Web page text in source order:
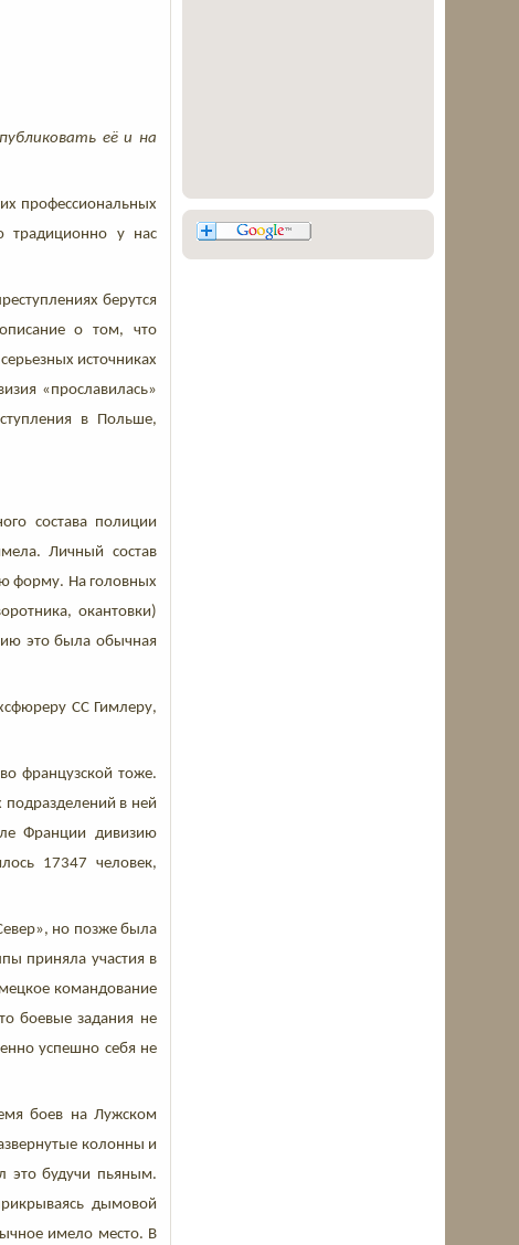
её и на
профессиональных
традиционно у нас
берутся
о том, что
источниках
«прославилась»
в Польше,
состава полиции
Личный состав
форму. На головных
окантовки)
это была обычная
СС Гимлеру,
французской тоже.
подразделений в ней
Франции дивизию
17347 человек,
но позже была
приняла участия в
командование
боевые задания не
успешно себя не
боев на Лужском
колонны и
это будучи пьяным.
дымовой
имело место. В